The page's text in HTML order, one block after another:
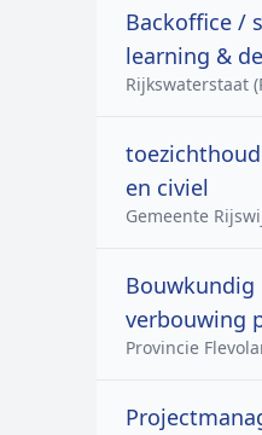
Backoffice /
learning &
Rijkswaterstaat
en civiel
Gemeente
verbouwing
Provincie